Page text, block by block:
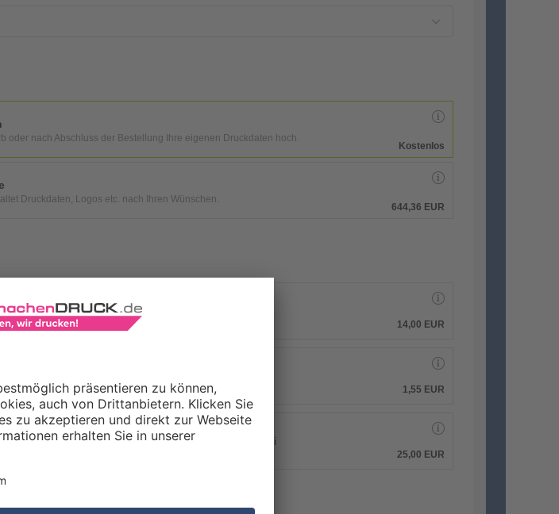
oder nach Abschluss der Bestellung Ihre eigenen Druckdaten hoch.
Kostenlos
Druckdaten, Logos etc. nach Ihren Wünschen.
644,36 EUR
empf.)
14,00 EUR
1,55 EUR
Illustrator oder InDesign) in eine PDF-Druckdatei
25,00 EUR